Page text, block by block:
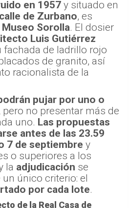
en 1957y situado en
de Zurbano, es
Sorolla. El dosier
Luis Gutiérrez
de ladrillo rojo
de granito, así
racionalista de la
pujar por uno o
pero no presentar más de
uno.Las propuestas
antes de las 23.59
7 de septiembrey
o superiores a los
la adjudicaciónse
único criterio: el
por cada lote.